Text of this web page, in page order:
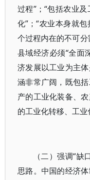
过程”；“包括农业
化”；“农业本身就
个过程内在的不可分
县域经济必须“全面
济发展以工业为主
涵非常广阔，既包
产的工业化装备、
的工业化转移、工业
（二）强调“
思路。中国的经济